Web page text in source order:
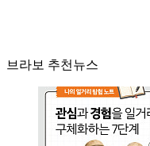
브라보 추천뉴스